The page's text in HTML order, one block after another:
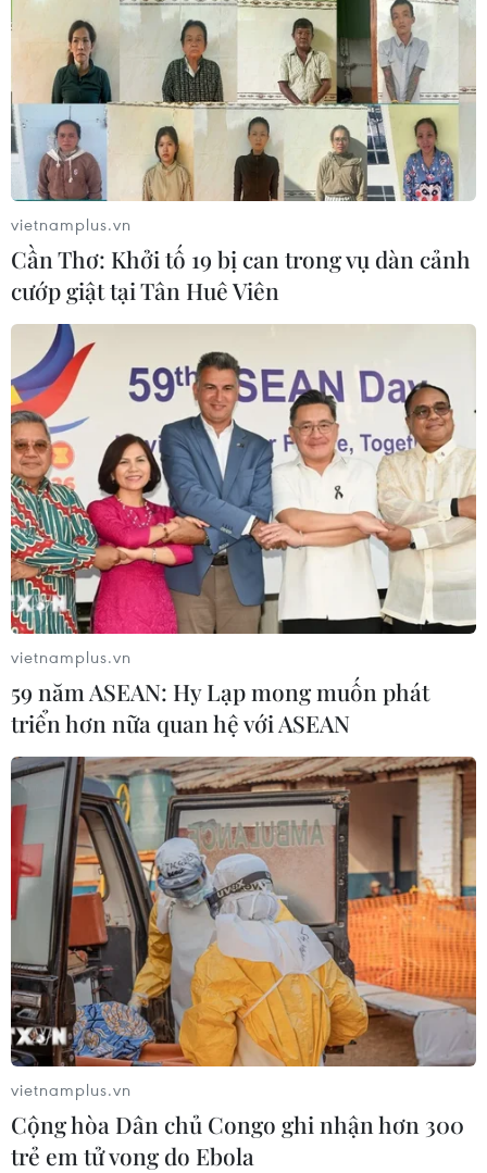
vietnamplus.vn
Cần Thơ: Khởi tố 19 bị can trong vụ dàn cảnh
cướp giật tại Tân Huê Viên
vietnamplus.vn
59 năm ASEAN: Hy Lạp mong muốn phát
triển hơn nữa quan hệ với ASEAN
vietnamplus.vn
Cộng hòa Dân chủ Congo ghi nhận hơn 300
trẻ em tử vong do Ebola